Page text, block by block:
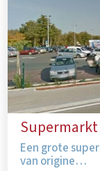
Een grote
van origine…